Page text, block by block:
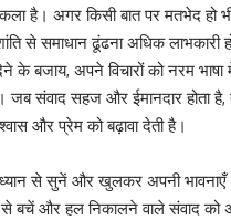
है। अगर किसी बात पर मतभेद हो
से समाधान ढूंढना अधिक लाभकारी
के बजाय, अपने विचारों को नरम भाषा
जब संवाद सहज और ईमानदार होता है,
और प्रेम को बढ़ावा देती है।
से सुनें और खुलकर अपनी भावनाएँ
से बचें और हल निकालने वाले संवाद को